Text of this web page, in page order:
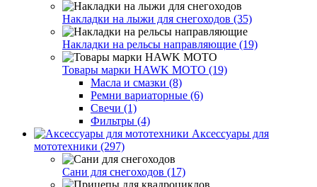
Накладки на лыжи для снегоходов (35)
Накладки на рельсы направляющие (19)
Товары марки HAWK MOTO (19)
Масла и смазки (8)
Ремни вариаторные (6)
Свечи (1)
Фильтры (4)
Аксессуары для
мототехники (297)
Сани для снегоходов (17)